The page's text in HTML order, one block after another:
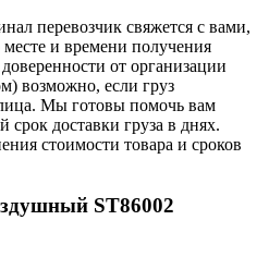
перевозчик свяжется с вами,
и времени получения
от организации
возможно, если груз
Мы готовы помочь вам
срок доставки груза в днях.
стоимости товара и сроков
ST86002